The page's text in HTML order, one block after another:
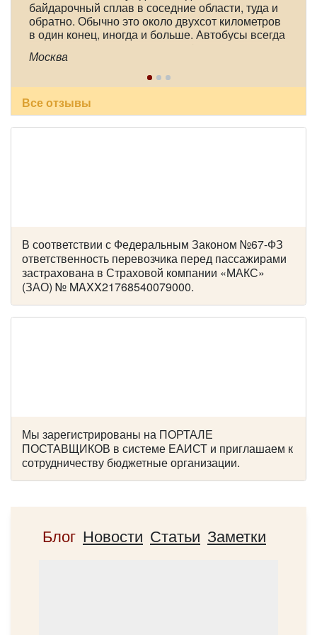
байдарочный сплав в соседние области, туда и
обратно. Обычно это около двухсот километров
в один конец, иногда и больше. Автобусы всегда
большими багажными отделениями. А главное,
это опытные, доброжелательные, пунктуальные
и ответственные водители. В этот раз это были
Александр Александрович Чорный и Юрий
Анатольевич Арефьев. Спасибо большое им и
всему коллективу компании!
Москва
Все отзывы
В соответствии с Федеральным Законом №67-ФЗ
ответственность перевозчика перед пассажирами
застрахована в Страховой компании «МАКС»
(ЗАО) № MAXX21768540079000.
Мы зарегистрированы на ПОРТАЛЕ
ПОСТАВЩИКОВ в системе ЕАИСТ и приглашаем к
сотрудничеству бюджетные организации.
Цена от:1600 руб/час
Hyundai Grand Starex H1 черный
Количество мест:8
Цена от:650 руб/час
Блог Новости Статьи Заметки